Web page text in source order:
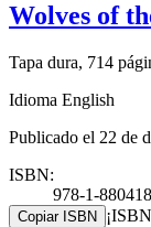
Wolves of
Tapa dura, 714
Idioma English
Publicado el 22 de
ISBN:
978-1-
Copiar ISBN